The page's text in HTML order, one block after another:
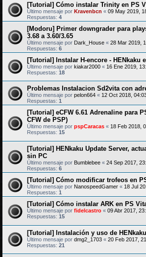
[Tutorial] Cómo instalar Trinity en PS
Último mensaje por Kravenbcn « 09 May 2019,
Respuestas: 4
[Modoru] Primer downgrader para
3.68 a 3.60/3.65
Último mensaje por Dark_House « 28 Mar 2019,
Respuestas: 6
[Tutorial] Instalar H-encore - HENkaku
Último mensaje por kiakar2000 « 16 Ene 2019,
Respuestas: 18
Problemas Instalacion Sd2vita con
Último mensaje por pelon664 « 12 Oct 2018,
Respuestas: 1
[Tutorial] eCFW 6.61 Adrenaline para
CFW de PSP)
Último mensaje por pspCaracas « 18 Feb 2018,
Respuestas: 15
[Tutorial] HENkaku Update Server,
sin PC
Último mensaje por Bumblebee « 24 Sep 2017,
Respuestas: 6
[Tutorial] Cómo modificar trofeos en
Último mensaje por NanospeedGamer « 18 Jul
Respuestas: 1
[Tutorial] Cómo instalar ARK en PS
Último mensaje por fidelcastro « 09 Abr 2017,
Respuestas: 15
[Tutorial] Instalación y uso de
Último mensaje por dmg2_1703 « 20 Feb 2017,
Respuestas: 21